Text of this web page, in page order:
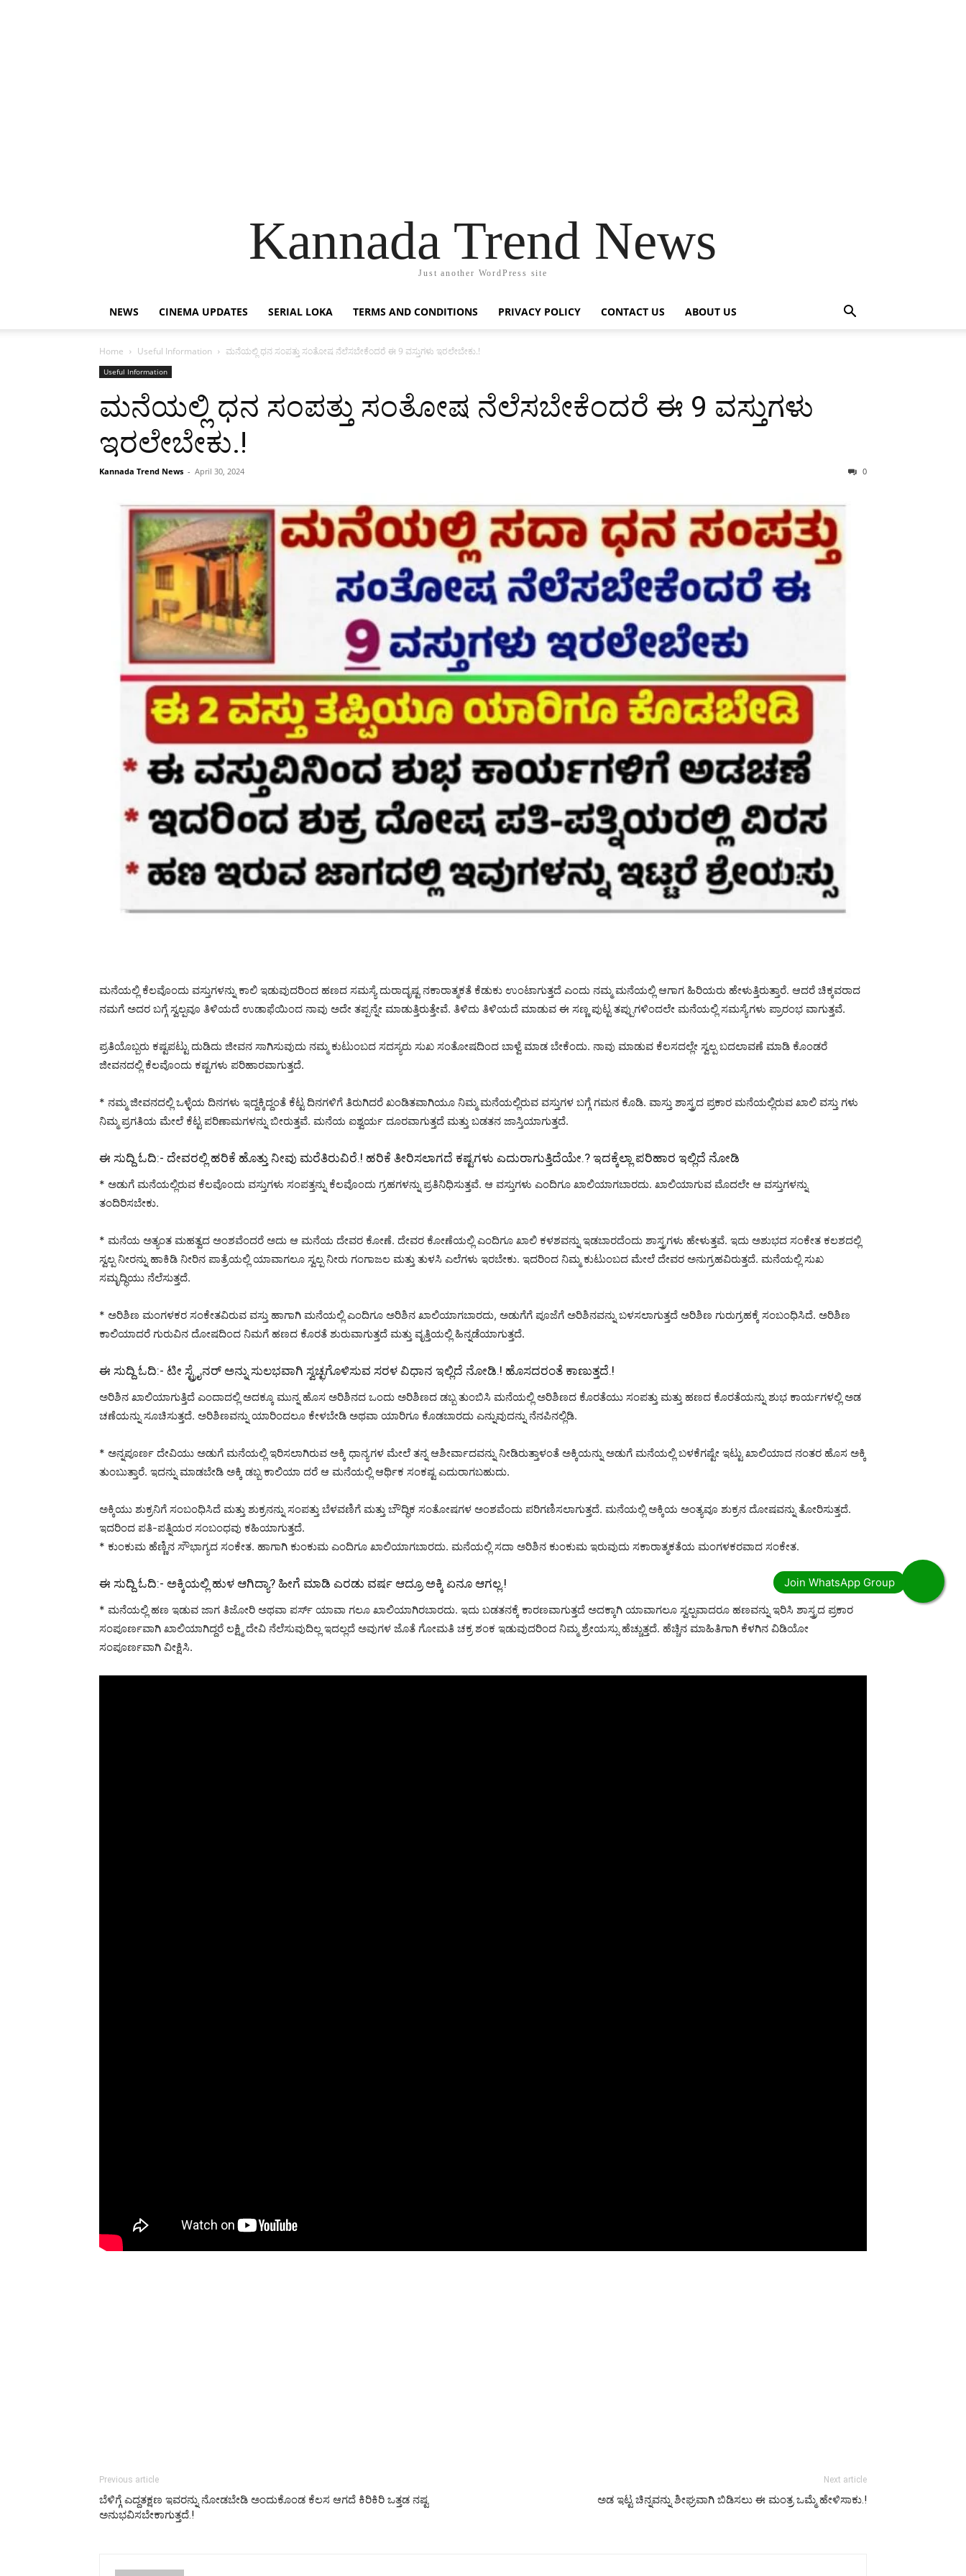
Kannada Trend News
Just another WordPress site
NEWS CINEMA UPDATES SERIAL LOKA TERMS AND CONDITIONS PRIVACY POLICY CONTACT US ABOUT US
Home Useful Information ಮನೆಯಲ್ಲಿ ಧನ ಸಂಪತ್ತು ಸಂತೋಷ ನೆಲೆಸಬೇಕೆಂದರೆ ಈ 9 ವಸ್ತುಗಳು ಇರಲೇಬೇಕು.!
Useful Information
ಮನೆಯಲ್ಲಿ ಧನ ಸಂಪತ್ತು ಸಂತೋಷ ನೆಲೆಸಬೇಕೆಂದರೆ ಈ 9 ವಸ್ತುಗಳು
ಇರಲೇಬೇಕು.!
Kannada Trend News - April 30, 2024 0
ಮನೆಯಲ್ಲಿ ಕೆಲವೊಂದು ವಸ್ತುಗಳನ್ನು ಕಾಲಿ ಇಡುವುದರಿಂದ ಹಣದ ಸಮಸ್ಯೆ ದುರಾದೃಷ್ಟ ನಕಾರಾತ್ಮಕತೆ ಕೆಡುಕು ಉಂಟಾಗುತ್ತದೆ ಎಂದು ನಮ್ಮ ಮನೆಯಲ್ಲಿ ಆಗಾಗ ಹಿರಿಯರು ಹೇಳುತ್ತಿರುತ್ತಾರೆ. ಆದರೆ ಚಿಕ್ಕವರಾದ
ನಮಗೆ ಅದರ ಬಗ್ಗೆ ಸ್ವಲ್ಪವೂ ತಿಳಿಯದೆ ಉಡಾಫೆಯಿಂದ ನಾವು ಅದೇ ತಪ್ಪನ್ನೇ ಮಾಡುತ್ತಿರುತ್ತೇವೆ. ತಿಳಿದು ತಿಳಿಯದೆ ಮಾಡುವ ಈ ಸಣ್ಣ ಪುಟ್ಟ ತಪ್ಪುಗಳಿಂದಲೇ ಮನೆಯಲ್ಲಿ ಸಮಸ್ಯೆಗಳು ಪ್ರಾರಂಭ ವಾಗುತ್ತವೆ.
ಪ್ರತಿಯೊಬ್ಬರು ಕಷ್ಟಪಟ್ಟು ದುಡಿದು ಜೀವನ ಸಾಗಿಸುವುದು ನಮ್ಮ ಕುಟುಂಬದ ಸದಸ್ಯರು ಸುಖ ಸಂತೋಷದಿಂದ ಬಾಳ್ವೆ ಮಾಡ ಬೇಕೆಂದು. ನಾವು ಮಾಡುವ ಕೆಲಸದಲ್ಲೇ ಸ್ವಲ್ಪ ಬದಲಾವಣೆ ಮಾಡಿ ಕೊಂಡರೆ
ಜೀವನದಲ್ಲಿ ಕೆಲವೊಂದು ಕಷ್ಟಗಳು ಪರಿಹಾರವಾಗುತ್ತದೆ.
* ನಮ್ಮ ಜೀವನದಲ್ಲಿ ಒಳ್ಳೆಯ ದಿನಗಳು ಇದ್ದಕ್ಕಿದ್ದಂತೆ ಕೆಟ್ಟ ದಿನಗಳಿಗೆ ತಿರುಗಿದರೆ ಖಂಡಿತವಾಗಿಯೂ ನಿಮ್ಮ ಮನೆಯಲ್ಲಿರುವ ವಸ್ತುಗಳ ಬಗ್ಗೆ ಗಮನ ಕೊಡಿ. ವಾಸ್ತು ಶಾಸ್ತ್ರದ ಪ್ರಕಾರ ಮನೆಯಲ್ಲಿರುವ ಖಾಲಿ ವಸ್ತು ಗಳು
ನಿಮ್ಮ ಪ್ರಗತಿಯ ಮೇಲೆ ಕೆಟ್ಟ ಪರಿಣಾಮಗಳನ್ನು ಬೀರುತ್ತವೆ. ಮನೆಯ ಐಶ್ವರ್ಯ ದೂರವಾಗುತ್ತದೆ ಮತ್ತು ಬಡತನ ಜಾಸ್ತಿಯಾಗುತ್ತದೆ.
ಈ ಸುದ್ದಿ ಓದಿ:- ದೇವರಲ್ಲಿ ಹರಿಕೆ ಹೊತ್ತು ನೀವು ಮರೆತಿರುವಿರೆ.! ಹರಿಕೆ ತೀರಿಸಲಾಗದೆ ಕಷ್ಟಗಳು ಎದುರಾಗುತ್ತಿದೆಯೇ.? ಇದಕ್ಕೆಲ್ಲಾ ಪರಿಹಾರ ಇಲ್ಲಿದೆ ನೋಡಿ
* ಅಡುಗೆ ಮನೆಯಲ್ಲಿರುವ ಕೆಲವೊಂದು ವಸ್ತುಗಳು ಸಂಪತ್ತನ್ನು ಕೆಲವೊಂದು ಗ್ರಹಗಳನ್ನು ಪ್ರತಿನಿಧಿಸುತ್ತವೆ. ಆ ವಸ್ತುಗಳು ಎಂದಿಗೂ ಖಾಲಿಯಾಗಬಾರದು. ಖಾಲಿಯಾಗುವ ಮೊದಲೇ ಆ ವಸ್ತುಗಳನ್ನು
ತಂದಿರಿಸಬೇಕು.
* ಮನೆಯ ಅತ್ಯಂತ ಮಹತ್ವದ ಅಂಶವೆಂದರೆ ಅದು ಆ ಮನೆಯ ದೇವರ ಕೋಣೆ. ದೇವರ ಕೋಣೆಯಲ್ಲಿ ಎಂದಿಗೂ ಖಾಲಿ ಕಳಶವನ್ನು ಇಡಬಾರದೆಂದು ಶಾಸ್ತ್ರಗಳು ಹೇಳುತ್ತವೆ. ಇದು ಅಶುಭದ ಸಂಕೇತ ಕಲಶದಲ್ಲಿ
ಸ್ವಲ್ಪ ನೀರನ್ನು ಹಾಕಿಡಿ ನೀರಿನ ಪಾತ್ರೆಯಲ್ಲಿ ಯಾವಾಗಲೂ ಸ್ವಲ್ಪ ನೀರು ಗಂಗಾಜಲ ಮತ್ತು ತುಳಸಿ ಎಲೆಗಳು ಇರಬೇಕು. ಇದರಿಂದ ನಿಮ್ಮ ಕುಟುಂಬದ ಮೇಲೆ ದೇವರ ಅನುಗ್ರಹವಿರುತ್ತದೆ. ಮನೆಯಲ್ಲಿ ಸುಖ
ಸಮೃದ್ಧಿಯು ನೆಲೆಸುತ್ತದೆ.
* ಅರಿಶಿಣ ಮಂಗಳಕರ ಸಂಕೇತವಿರುವ ವಸ್ತು ಹಾಗಾಗಿ ಮನೆಯಲ್ಲಿ ಎಂದಿಗೂ ಅರಿಶಿನ ಖಾಲಿಯಾಗಬಾರದು, ಅಡುಗೆಗೆ ಪೂಜೆಗೆ ಅರಿಶಿನವನ್ನು ಬಳಸಲಾಗುತ್ತದೆ ಅರಿಶಿಣ ಗುರುಗ್ರಹಕ್ಕೆ ಸಂಬಂಧಿಸಿದೆ. ಅರಿಶಿಣ
ಕಾಲಿಯಾದರೆ ಗುರುವಿನ ದೋಷದಿಂದ ನಿಮಗೆ ಹಣದ ಕೊರತೆ ಶುರುವಾಗುತ್ತದೆ ಮತ್ತು ವೃತ್ತಿಯಲ್ಲಿ ಹಿನ್ನಡೆಯಾಗುತ್ತದೆ.
ಈ ಸುದ್ದಿ ಓದಿ:- ಟೀ ಸ್ಟ್ರೈನರ್ ಅನ್ನು ಸುಲಭವಾಗಿ ಸ್ವಚ್ಛಗೊಳಿಸುವ ಸರಳ ವಿಧಾನ ಇಲ್ಲಿದೆ ನೋಡಿ.! ಹೊಸದರಂತೆ‌ ಕಾಣುತ್ತದೆ.!
ಅರಿಶಿನ ಖಾಲಿಯಾಗುತ್ತಿದೆ ಎಂದಾದಲ್ಲಿ ಅದಕ್ಕೂ ಮುನ್ನ ಹೊಸ ಅರಿಶಿನದ ಒಂದು ಅರಿಶಿಣದ ಡಬ್ಬ ತುಂಬಿಸಿ ಮನೆಯಲ್ಲಿ ಅರಿಶಿಣದ ಕೊರತೆಯು ಸಂಪತ್ತು ಮತ್ತು ಹಣದ ಕೊರತೆಯನ್ನು ಶುಭ ಕಾರ್ಯಗಳಲ್ಲಿ ಅಡ
ಚಣೆಯನ್ನು ಸೂಚಿಸುತ್ತದೆ. ಅರಿಶಿಣವನ್ನು ಯಾರಿಂದಲೂ ಕೇಳಬೇಡಿ ಅಥವಾ ಯಾರಿಗೂ ಕೊಡಬಾರದು ಎನ್ನುವುದನ್ನು ನೆನಪಿನಲ್ಲಿಡಿ.
* ಅನ್ನಪೂರ್ಣ ದೇವಿಯು ಅಡುಗೆ ಮನೆಯಲ್ಲಿ ಇರಿಸಲಾಗಿರುವ ಅಕ್ಕಿ ಧಾನ್ಯಗಳ ಮೇಲೆ ತನ್ನ ಆಶೀರ್ವಾದವನ್ನು ನೀಡಿರುತ್ತಾಳಂತೆ ಅಕ್ಕಿಯನ್ನು ಅಡುಗೆ ಮನೆಯಲ್ಲಿ ಬಳಕೆಗಷ್ಟೇ ಇಟ್ಟು ಖಾಲಿಯಾದ ನಂತರ ಹೊಸ ಅಕ್ಕಿ
ತುಂಬುತ್ತಾರೆ. ಇದನ್ನು ಮಾಡಬೇಡಿ ಅಕ್ಕಿ ಡಬ್ಬ ಕಾಲಿಯಾ ದರೆ ಆ ಮನೆಯಲ್ಲಿ ಆರ್ಥಿಕ ಸಂಕಷ್ಟ ಎದುರಾಗಬಹುದು.
ಅಕ್ಕಿಯು ಶುಕ್ರನಿಗೆ ಸಂಬಂಧಿಸಿದೆ ಮತ್ತು ಶುಕ್ರನನ್ನು ಸಂಪತ್ತು ಬೆಳವಣಿಗೆ ಮತ್ತು ಬೌದ್ಧಿಕ ಸಂತೋಷಗಳ ಅಂಶವೆಂದು ಪರಿಗಣಿಸಲಾಗುತ್ತದೆ. ಮನೆಯಲ್ಲಿ ಅಕ್ಕಿಯ ಅಂತ್ಯವೂ ಶುಕ್ರನ ದೋಷವನ್ನು ತೋರಿಸುತ್ತದೆ.
ಇದರಿಂದ ಪತಿ-ಪತ್ನಿಯರ ಸಂಬಂಧವು ಕಹಿಯಾಗುತ್ತದೆ.
* ಕುಂಕುಮ ಹೆಣ್ಣಿನ ಸೌಭಾಗ್ಯದ ಸಂಕೇತ. ಹಾಗಾಗಿ ಕುಂಕುಮ ಎಂದಿಗೂ ಖಾಲಿಯಾಗಬಾರದು. ಮನೆಯಲ್ಲಿ ಸದಾ ಅರಿಶಿನ ಕುಂಕುಮ ಇರುವುದು ಸಕಾರಾತ್ಮಕತೆಯ ಮಂಗಳಕರವಾದ ಸಂಕೇತ.
ಈ ಸುದ್ದಿ ಓದಿ:- ಅಕ್ಕಿಯಲ್ಲಿ ಹುಳ ಆಗಿದ್ಯಾ? ಹೀಗೆ ಮಾಡಿ ಎರಡು ವರ್ಷ ಆದ್ರೂ ಅಕ್ಕಿ ಏನೂ ಆಗಲ್ಲ.!
* ಮನೆಯಲ್ಲಿ ಹಣ ಇಡುವ ಜಾಗ ತಿಜೋರಿ ಅಥವಾ ಪರ್ಸ್ ಯಾವಾ ಗಲೂ ಖಾಲಿಯಾಗಿರಬಾರದು. ಇದು ಬಡತನಕ್ಕೆ ಕಾರಣವಾಗುತ್ತದೆ ಅದಕ್ಕಾಗಿ ಯಾವಾಗಲೂ ಸ್ವಲ್ಪವಾದರೂ ಹಣವನ್ನು ಇರಿಸಿ ಶಾಸ್ತ್ರದ ಪ್ರಕಾರ
ಸಂಪೂರ್ಣವಾಗಿ ಖಾಲಿಯಾಗಿದ್ದರೆ ಲಕ್ಷ್ಮಿ ದೇವಿ ನೆಲೆಸುವುದಿಲ್ಲ ಇದಲ್ಲದೆ ಅವುಗಳ ಜೊತೆ ಗೋಮತಿ ಚಕ್ರ ಶಂಕ ಇಡುವುದರಿಂದ ನಿಮ್ಮ ಶ್ರೇಯಸ್ಸು ಹೆಚ್ಚುತ್ತದೆ. ಹೆಚ್ಚಿನ ಮಾಹಿತಿಗಾಗಿ ಕೆಳಗಿನ ವಿಡಿಯೋ
ಸಂಪೂರ್ಣವಾಗಿ ವೀಕ್ಷಿಸಿ.
Previous article
ಬೆಳಿಗ್ಗೆ ಎದ್ದತಕ್ಷಣ ಇವರನ್ನು ನೋಡಬೇಡಿ ಅಂದುಕೊಂಡ ಕೆಲಸ ಆಗದೆ ಕಿರಿಕಿರಿ ಒತ್ತಡ ನಷ್ಟ
ಅನುಭವಿಸಬೇಕಾಗುತ್ತದೆ.!
Next article
ಅಡ ಇಟ್ಟ ಚಿನ್ನವನ್ನು ಶೀಘ್ರವಾಗಿ ಬಿಡಿಸಲು ಈ ಮಂತ್ರ ಒಮ್ಮೆ ಹೇಳಿ‌ಸಾಕು.!